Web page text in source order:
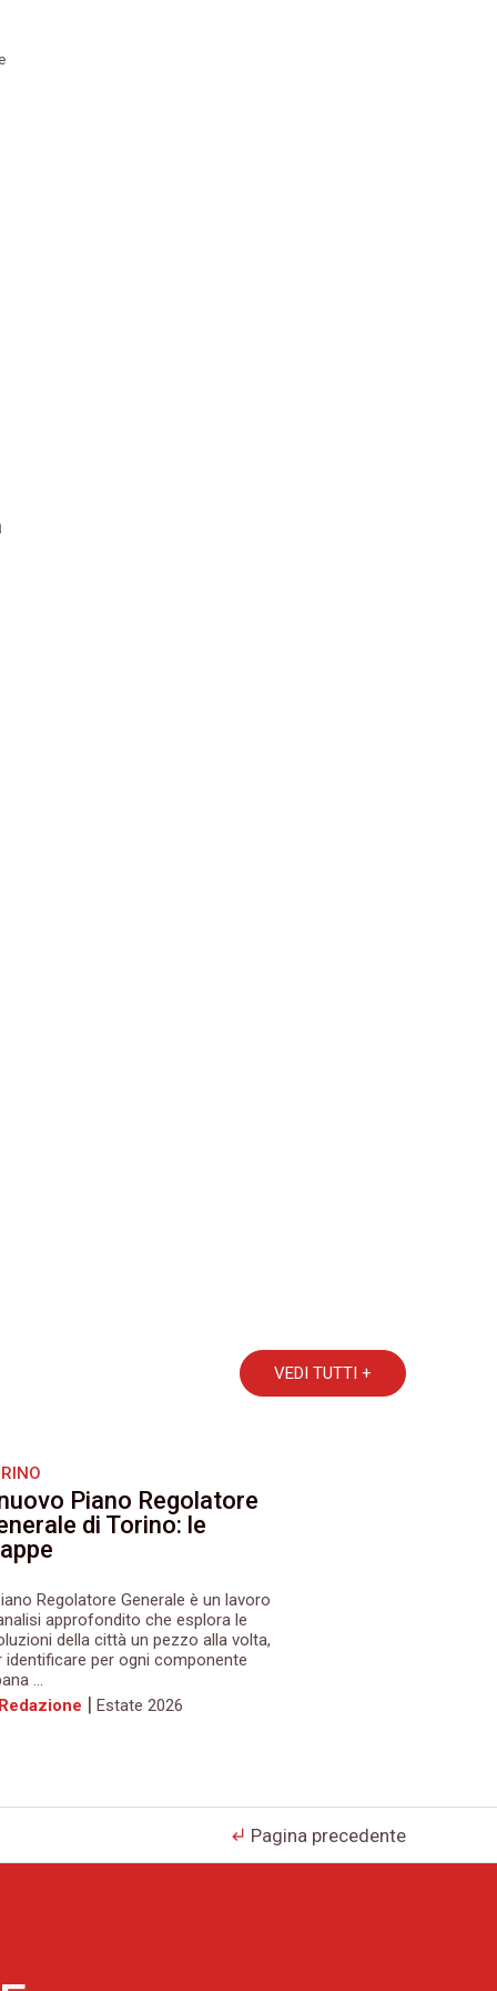
VEDI TUTTI +
Piano Regolatore
di Torino: le
Regolatore Generale è un lavoro
approfondito che esplora le
della città un pezzo alla volta,
identificare per ogni componente
...
| Estate 2026
subdirectory_arrow_left Pagina precedente